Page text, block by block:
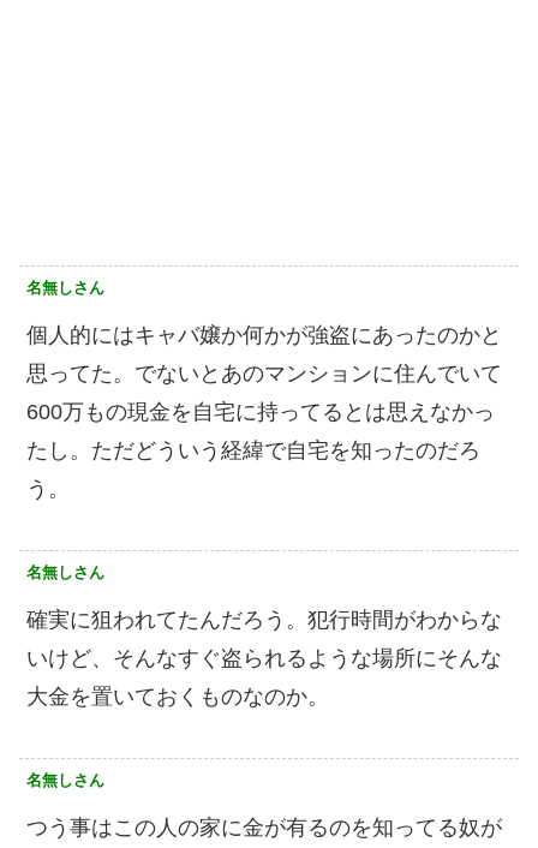
名無しさん
個人的にはキャバ嬢か何かが強盗にあったのかと
思ってた。でないとあのマンションに住んでいて
600万もの現金を自宅に持ってるとは思えなかっ
たし。ただどういう経緯で自宅を知ったのだろ
う。
名無しさん
確実に狙われてたんだろう。犯行時間がわからな
いけど、そんなすぐ盗られるような場所にそんな
大金を置いておくものなのか。
名無しさん
つう事はこの人の家に金が有るのを知ってる奴が